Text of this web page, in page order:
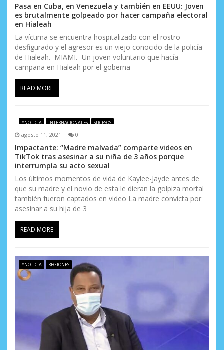
Pasa en Cuba, en Venezuela y también en EEUU: Joven
es brutalmente golpeado por hacer campaña electoral
en Hialeah
La víctima se encuentra hospitalizado con el rostro
desfigurado y el agresor es un viejo conocido de la policía
de Hialeah. MIAMI.- Un joven voluntario que hacía
campaña en Hialeah por el goberna
READ MORE
#NOTICIA INTERNACIONALES SUCESOS
agosto 11, 2021 0
Impactante: “Madre malvada” comparte videos en
TikTok tras asesinar a su niña de 3 años porque
interrumpía su acto sexual
Los últimos momentos de vida de Kaylee-Jayde antes de
que su madre y el novio de esta le dieran la golpiza mortal
también fueron captados en video La madre convicta por
asesinar a su hija de 3
READ MORE
#NOTICIA REGIONES